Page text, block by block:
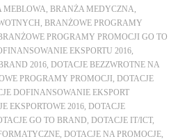
MEBLOWA ,BRANŻA MEDYCZNA
,BRANŻOWE PROGRAMY
PROGRAMY PROMOCJI GO TO
EKSPORTU 2016
2016 ,DOTACJE BEZZWROTNE NA
PROGRAMY PROMOCJI ,DOTACJE
DOFINANSOWANIE EKSPORT
EKSPORTOWE 2016 ,DOTACJE
GO TO BRAND ,DOTACJE IT/ICT,
,DOTACJE NA PROMOCJE